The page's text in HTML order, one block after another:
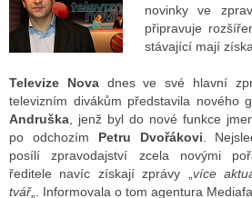
RÁDIÍ
VYSÍLAČE
TELEVIZE
TELEVIZÍ
VYSÍLAČE
novinky ve
připravuje
stávající mají
Televize Novadnes ve své hlavní
televizním divákům představila nového
Andruška , jenž byl do nové funkce
po odchozím Petru Dvořákovi .
posílí zpravodajství zcela novými
ředitele navíc získají zprávy „ více
tvář„. Informovala o tom agentura